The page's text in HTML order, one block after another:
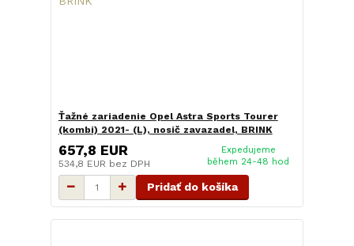
Ťažné zariadenie Opel Astra Sports Tourer
(kombi) 2021- (L), nosič zavazadel, BRINK
657,8 EUR
534,8 EUR bez DPH
Expedujeme
během 24-48 hod
Pridať do košíka